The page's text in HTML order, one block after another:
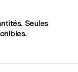
Seules